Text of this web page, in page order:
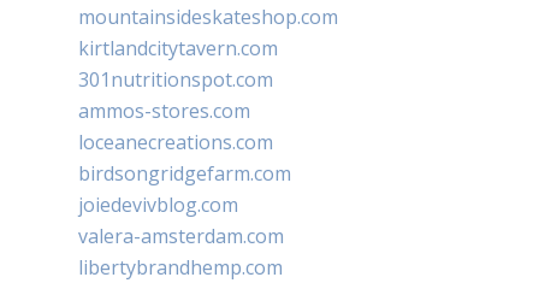
mountainsideskateshop.com
kirtlandcitytavern.com
301nutritionspot.com
ammos-stores.com
loceanecreations.com
birdsongridgefarm.com
joiedevivblog.com
valera-amsterdam.com
libertybrandhemp.com